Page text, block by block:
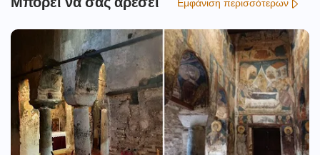
Μπορεί να σας αρέσει Εμφάνιση περισσότερων